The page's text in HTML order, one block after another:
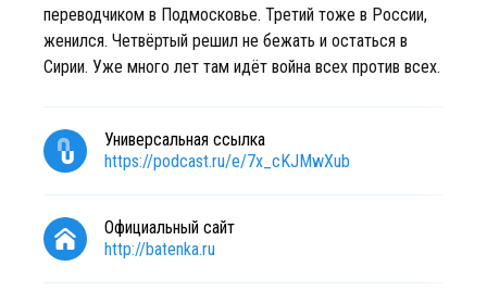
переводчиком в Подмосковье. Третий тоже в России,
женился. Четвёртый решил не бежать и остаться в
Сирии. Уже много лет там идёт война всех против всех.
Универсальная ссылка
https://podcast.ru/e/7x_cKJMwXub
Официальный сайт
http://batenka.ru